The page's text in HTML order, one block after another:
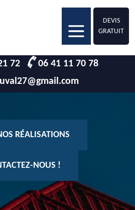
DEVIS
GRATUIT
72
06 41 11 70 78
RÉALISATIONS
NOUS !